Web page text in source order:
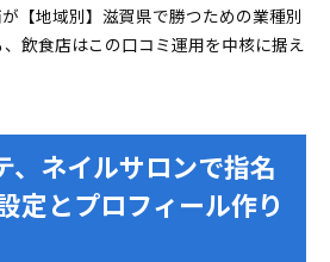
【地域別】滋賀県で勝つための業種別
飲食店はこの口コミ運用を中核に据え
、ネイルサロンで指名
定とプロフィール作り